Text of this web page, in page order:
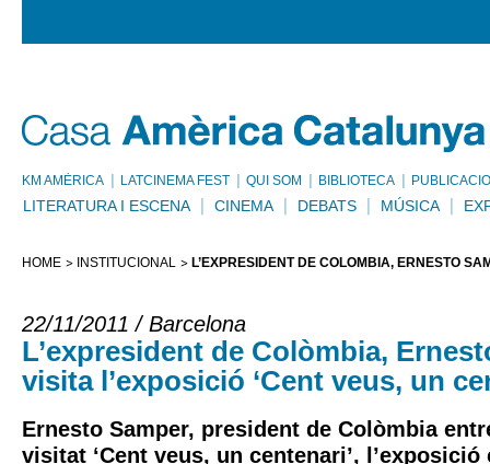
KM AMÈRICA LATCINEMA FEST QUI SOM BIBLIOTECA
LITERATURA I ESCENA CINEMA DEBATS MÚSICA
HOME INSTITUCIONAL L’EXPRESIDENT DE COLÒMBIA, ERNESTO
22/11/2011 / Barcelona
L’expresident de Colòmbia,
visita l’exposició ‘Cent veus, un
Ernesto Samper, president de Colòmbia
visitat ‘Cent veus, un centenari’,